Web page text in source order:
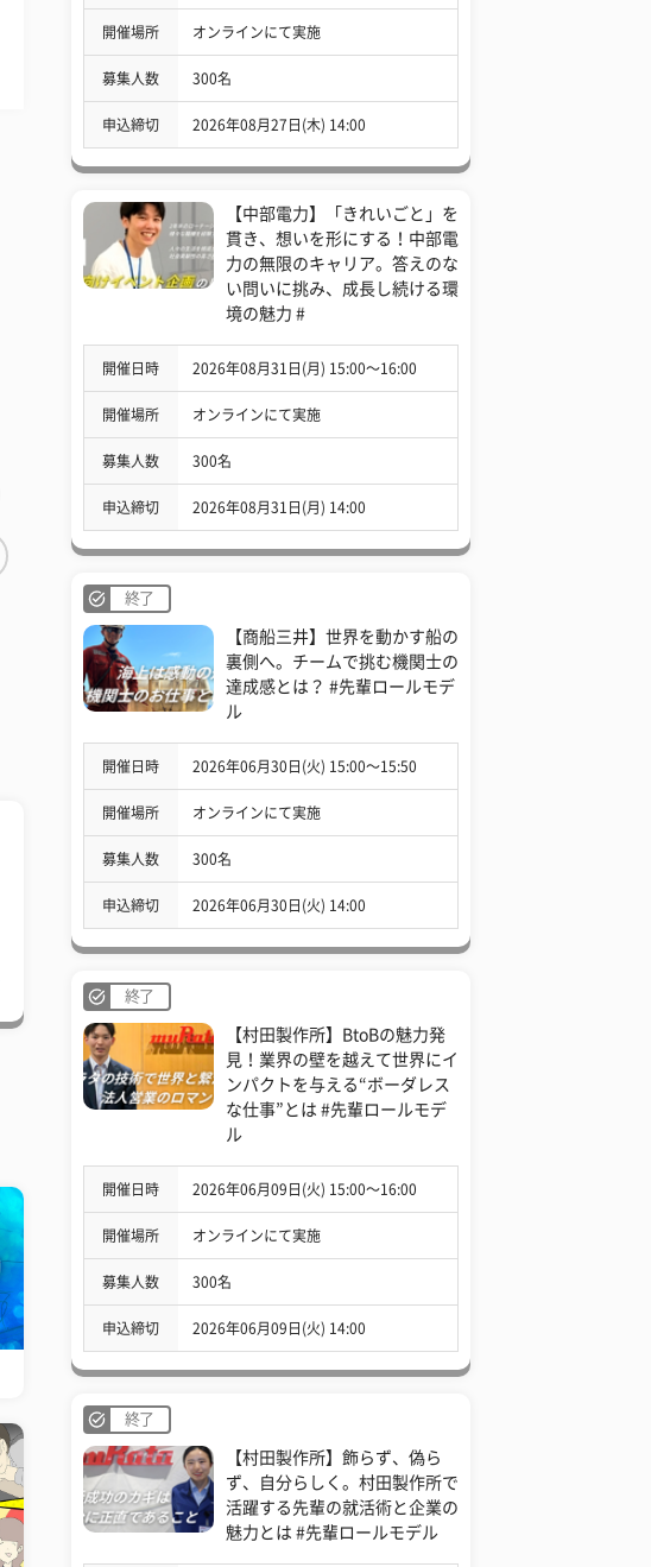
開催場所 オンラインにて実施
募集人数 300名
申込締切 2026年08月27日(木) 14:00
【中部電力】「きれいごと」を
貫き、想いを形にする！中部電
力の無限のキャリア。答えのな
い問いに挑み、成長し続ける環
境の魅力 #
開催日時 2026年08月31日(月) 15:00〜16:00
開催場所 オンラインにて実施
募集人数 300名
申込締切 2026年08月31日(月) 14:00
終了
【商船三井】世界を動かす船の
裏側へ。チームで挑む機関士の
達成感とは？ #先輩ロールモデ
ル
開催日時 2026年06月30日(火) 15:00〜15:50
開催場所 オンラインにて実施
募集人数 300名
申込締切 2026年06月30日(火) 14:00
終了
【村田製作所】BtoBの魅力発
見！業界の壁を越えて世界にイ
ンパクトを与える“ボーダレス
な仕事”とは #先輩ロールモデ
ル
開催日時 2026年06月09日(火) 15:00〜16:00
開催場所 オンラインにて実施
募集人数 300名
申込締切 2026年06月09日(火) 14:00
終了
【村田製作所】飾らず、偽ら
ず、自分らしく。村田製作所で
活躍する先輩の就活術と企業の
魅力とは #先輩ロールモデル